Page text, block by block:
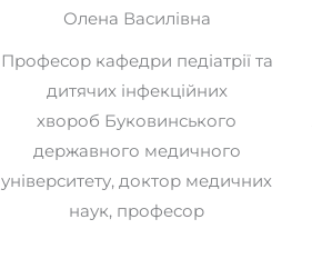
Олена Василівна
Професор кафедри педіатрії та
дитячих інфекційних
хвороб Буковинського
державного медичного
університету, доктор медичних
наук, професор